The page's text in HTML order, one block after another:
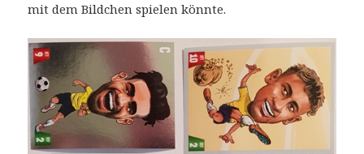
mit dem Bildchen spielen könnte.